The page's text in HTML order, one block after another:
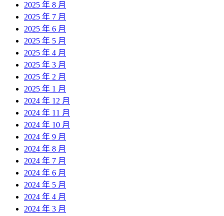
2025 年 8 月
2025 年 7 月
2025 年 6 月
2025 年 5 月
2025 年 4 月
2025 年 3 月
2025 年 2 月
2025 年 1 月
2024 年 12 月
2024 年 11 月
2024 年 10 月
2024 年 9 月
2024 年 8 月
2024 年 7 月
2024 年 6 月
2024 年 5 月
2024 年 4 月
2024 年 3 月